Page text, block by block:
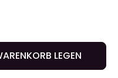
LEGEN